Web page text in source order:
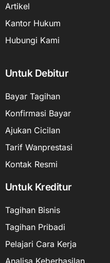
Artikel
Kantor Hukum
Hubungi Kami
Untuk Debitur
Bayar Tagihan
Konfirmasi Bayar
Ajukan Cicilan
Tarif Wanprestasi
Kontak Resmi
Untuk Kreditur
Tagihan Bisnis
Tagihan Pribadi
Pelajari Cara Kerja
Analisa Keberhasilan